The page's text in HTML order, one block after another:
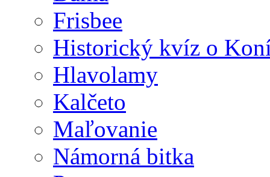
Frisbee
Historický kvíz o
Hlavolamy
Kalčeto
Maľovanie
Námorná bitka